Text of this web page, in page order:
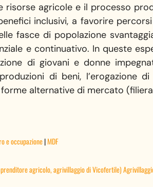
risorse agricole e il processo
inclusivi, a favorire
fasce di popolazione
e continuativo. In queste
di giovani e donne
di beni, l’erogazione
alternative di mercato
e occupazione|MDF
agricolo, agrivillaggio di Vicofertile)